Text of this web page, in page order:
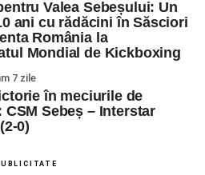
Valea Sebeșului: Un
ani cu rădăcini în Săsciori
România la
Mondial de Kickboxing
7 zile
în meciurile de
CSM Sebeș – Interstar
0)